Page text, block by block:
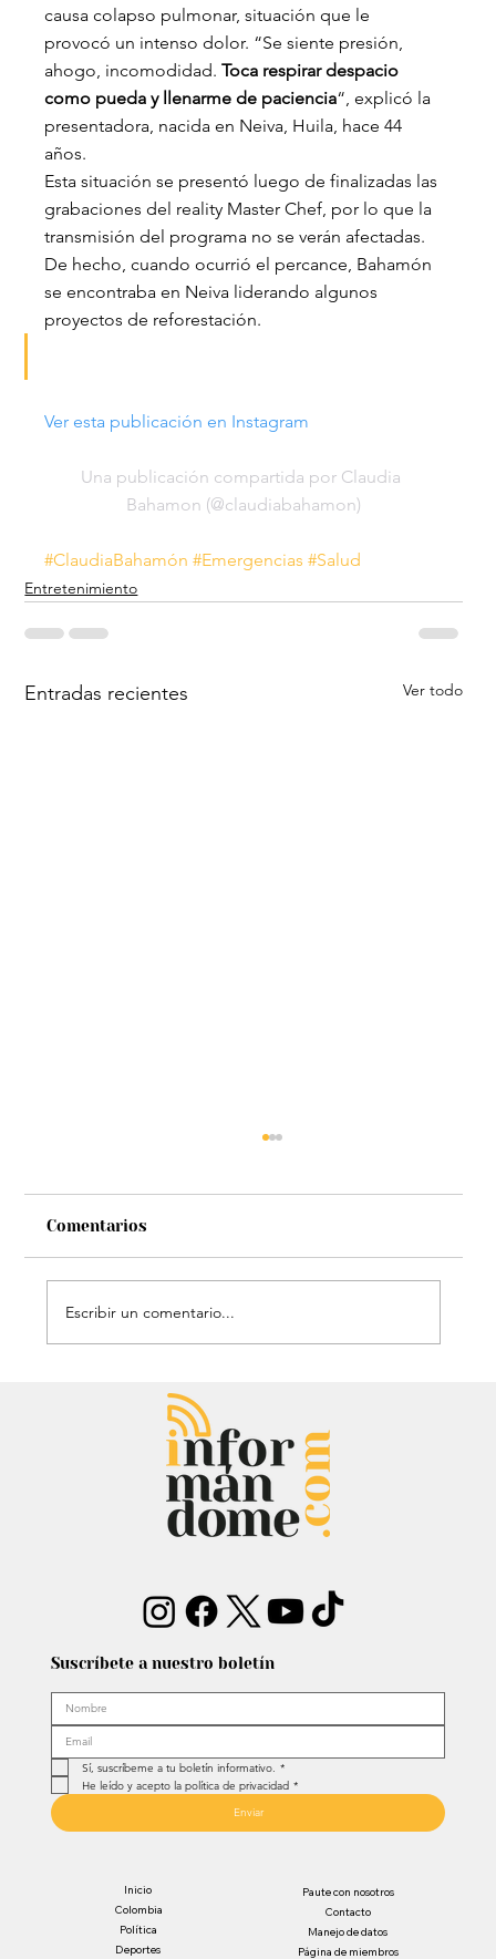
causa colapso pulmonar, situación que le
provocó un intenso dolor. “Se siente presión,
ahogo, incomodidad. Toca respirar despacio
como pueda y llenarme de paciencia“, explicó la
presentadora, nacida en Neiva, Huila, hace 44
años.
Esta situación se presentó luego de finalizadas las
grabaciones del reality Master Chef, por lo que la
transmisión del programa no se verán afectadas.
De hecho, cuando ocurrió el percance, Bahamón
se encontraba en Neiva liderando algunos
proyectos de reforestación.
Ver esta publicación en Instagram
Una publicación compartida por Claudia
Bahamon (@claudiabahamon)
#ClaudiaBahamón #Emergencias #Salud
Entretenimiento
Entradas recientes Ver todo
Chayanne se animó a trend viral y
dejó mensaje: “Antes de ser tu
Comentarios
Escribir un comentario...
Suscríbete a nuestro boletín
Sí, suscríbeme a tu boletín informativo. *
He leído y acepto la política de privacidad *
Enviar
Inicio
Colombia
Política
Deportes
Paute con nosotros
Contacto
Manejo de datos
Página de miembros